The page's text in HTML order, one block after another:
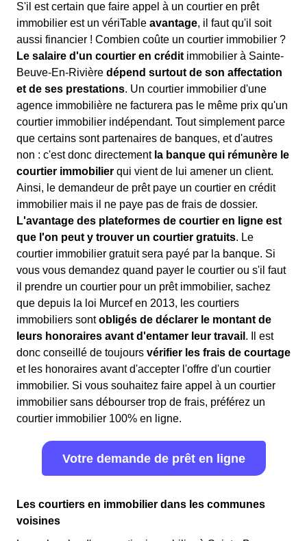
S'il est certain que faire appel à un courtier en prêt
immobilier est un vériTable avantage, il faut qu'il soit
aussi financier ! Combien coûte un courtier immobilier ?
Le salaire d'un courtier en crédit immobilier à Sainte-
Beuve-En-Rivière dépend surtout de son affectation
et de ses prestations. Un courtier immobilier d'une
agence immobilière ne facturera pas le même prix qu'un
courtier immobilier indépendant. Tout simplement parce
que certains sont partenaires de banques, et d'autres
non : c'est donc directement la banque qui rémunère le
courtier immobilier qui vient de lui amener un client.
Ainsi, le demandeur de prêt paye un courtier en crédit
immobilier mais il ne paye pas de frais de dossier.
L'avantage des plateformes de courtier en ligne est
que l'on peut y trouver un courtier gratuits. Le
courtier immobilier gratuit sera payé par la banque. Si
vous vous demandez quand payer le courtier ou s'il faut
il prendre un courtier pour un prêt immobilier, sachez
que depuis la loi Murcef en 2013, les courtiers
immobiliers sontobligés de déclarer le montant de
leurs honoraires avant d'entamer leur travail . Il est
donc conseillé de toujours vérifier les frais de courtage
et les honoraires avant d'accepter l'offre d'un courtier
immobilier. Si vous souhaitez faire appel à un courtier
immobilier sans débourser trop de frais, préférez un
courtier immobilier 100% en ligne.
Votre demande de prêt en ligne
Les courtiers en immobilier dans les communes
voisines